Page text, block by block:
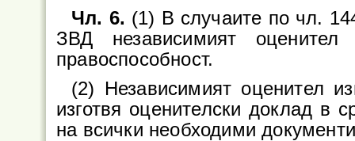
Чл. 6. (1) В случаите по чл.
ЗВД независимият
правоспособност.
(2) Независимият оценител
изготвя оценителски доклад в
на всички необходими